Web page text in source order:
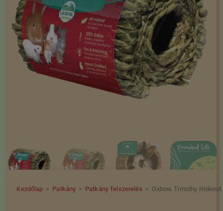
Kezdőlap > Patkány > Patkány felszerelés > Oxbow Timothy